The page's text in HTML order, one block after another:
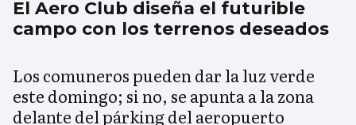
El Aero Club diseña el futurible
campo con los terrenos deseados
Los comuneros pueden dar la luz verde
este domingo; si no, se apunta a la zona
delante del párking del aeropuerto